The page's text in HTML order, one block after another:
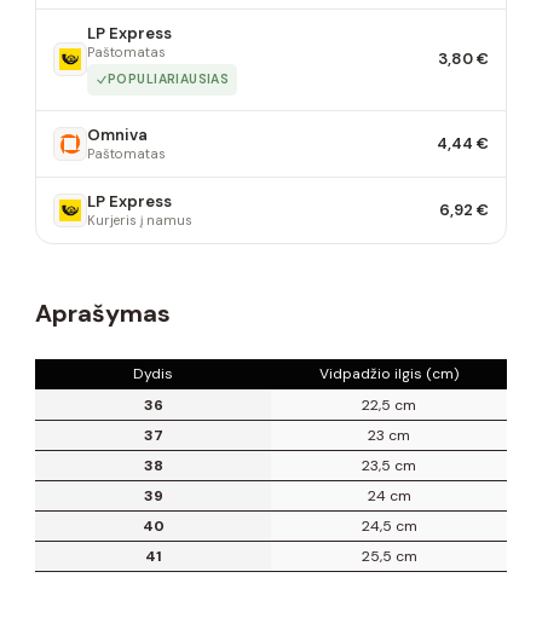
LP Express
Paštomatas
POPULIARIAUSIAS
3,80 €
Omniva
Paštomatas 4,44 €
LP Express
Kurjeris į namus 6,92 €
Aprašymas
Dydis
Vidpadžio ilgis (cm)
36
22,5 cm
37
23 cm
38
23,5 cm
39
24 cm
40
24,5 cm
41
25,5 cm